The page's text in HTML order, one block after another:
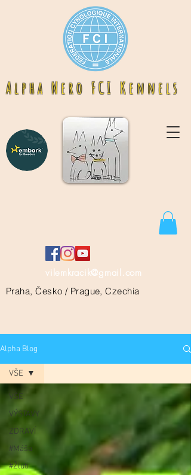
vilemkracik@gmail.com
A l p h a N e r o F C I K e n n e l s
Praha, Česko / Prague, Czechia
Alpha Blog
VŠE
VÝSTAVY
ZDRAVÍ
#Máša
#Žluti
VŠE